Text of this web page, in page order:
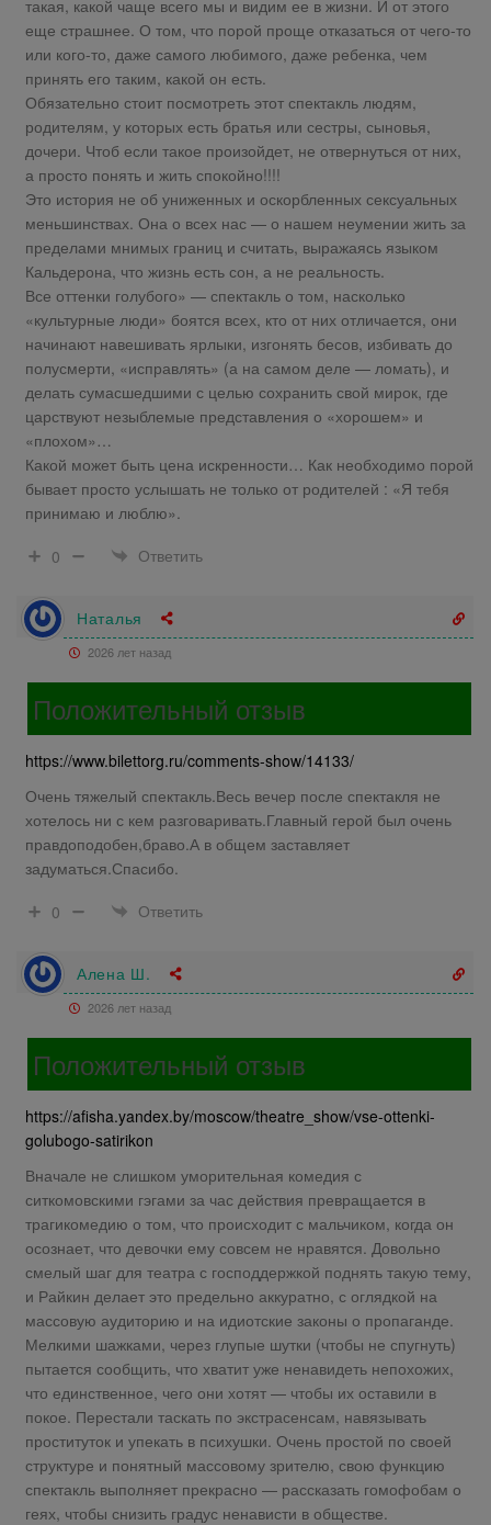
такая, какой чаще всего мы и видим ее в жизни. И от этого
еще страшнее. О том, что порой проще отказаться от чего-то
или кого-то, даже самого любимого, даже ребенка, чем
принять его таким, какой он есть.
Обязательно стоит посмотреть этот спектакль людям,
родителям, у которых есть братья или сестры, сыновья,
дочери. Чтоб если такое произойдет, не отвернуться от них,
а просто понять и жить спокойно!!!!
Это история не об униженных и оскорбленных сексуальных
меньшинствах. Она о всех нас — о нашем неумении жить за
пределами мнимых границ и считать, выражаясь языком
Кальдерона, что жизнь есть сон, а не реальность.
Все оттенки голубого» — спектакль о том, насколько
«культурные люди» боятся всех, кто от них отличается, они
начинают навешивать ярлыки, изгонять бесов, избивать до
полусмерти, «исправлять» (а на самом деле — ломать), и
делать сумасшедшими с целью сохранить свой мирок, где
царствуют незыблемые представления о «хорошем» и
«плохом»…
Какой может быть цена искренности… Как необходимо порой
бывает просто услышать не только от родителей : «Я тебя
принимаю и люблю».
0
Ответить
Наталья
2026 лет назад
Положительный отзыв
https://www.bilettorg.ru/comments-show/14133/
Очень тяжелый спектакль.Весь вечер после спектакля не
хотелось ни с кем разговаривать.Главный герой был очень
правдоподобен,браво.А в общем заставляет
задуматься.Спасибо.
0
Ответить
Алена Ш.
2026 лет назад
Положительный отзыв
https://afisha.yandex.by/moscow/theatre_show/vse-ottenki-
golubogo-satirikon
Вначале не слишком уморительная комедия с
ситкомовскими гэгами за час действия превращается в
трагикомедию о том, что происходит с мальчиком, когда он
осознает, что девочки ему совсем не нравятся. Довольно
смелый шаг для театра с господдержкой поднять такую тему,
и Райкин делает это предельно аккуратно, с оглядкой на
массовую аудиторию и на идиотские законы о пропаганде.
Мелкими шажками, через глупые шутки (чтобы не спугнуть)
пытается сообщить, что хватит уже ненавидеть непохожих,
что единственное, чего они хотят — чтобы их оставили в
покое. Перестали таскать по экстрасенсам, навязывать
проституток и упекать в психушки. Очень простой по своей
структуре и понятный массовому зрителю, свою функцию
спектакль выполняет прекрасно — рассказать гомофобам о
геях, чтобы снизить градус ненависти в обществе.